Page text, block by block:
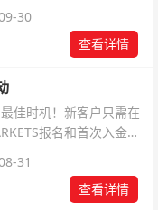
30
查看详情
佳时机！新客户只需在
报名和首次入金即
31
查看详情